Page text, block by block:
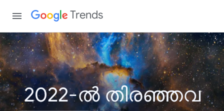
Trends
2022-ൽ തിരഞ്ഞവ